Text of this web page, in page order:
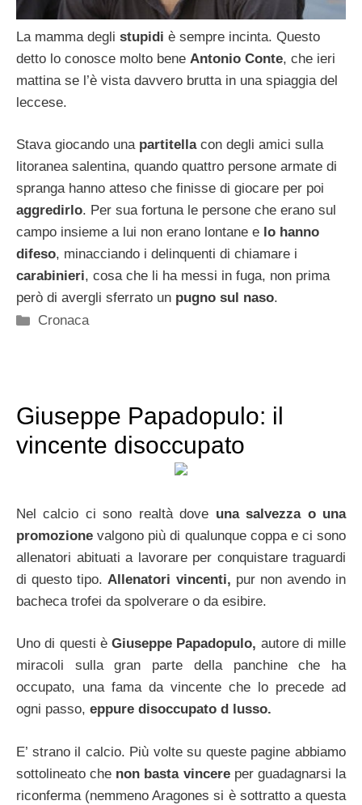
La mamma degli stupidi è sempre incinta. Questo
detto lo conosce molto bene Antonio Conte, che ieri
mattina se l’è vista davvero brutta in una spiaggia del
leccese.
Stava giocando una partitella con degli amici sulla
litoranea salentina, quando quattro persone armate di
spranga hanno atteso che finisse di giocare per poi
aggredirlo. Per sua fortuna le persone che erano sul
campo insieme a lui non erano lontane e lo hanno
difeso, minacciando i delinquenti di chiamare i
carabinieri, cosa che li ha messi in fuga, non prima
però di avergli sferrato un pugno sul naso.
Categorie
Cronaca
Giuseppe Papadopulo: il
vincente disoccupato
Nel calcio ci sono realtà dove una salvezza o una
promozione valgono più di qualunque coppa e ci sono
allenatori abituati a lavorare per conquistare traguardi
di questo tipo.Allenatori vincenti, pur non avendo in
bacheca trofei da spolverare o da esibire.
Uno di questi è Giuseppe Papadopulo, autore di mille
miracoli sulla gran parte della panchine che ha
occupato, una fama da vincente che lo precede ad
ogni passo, eppure disoccupato d lusso.
E’ strano il calcio. Più volte su queste pagine abbiamo
sottolineato che non basta vincereper guadagnarsi la
riconferma (nemmeno Aragones si è sottratto a questa